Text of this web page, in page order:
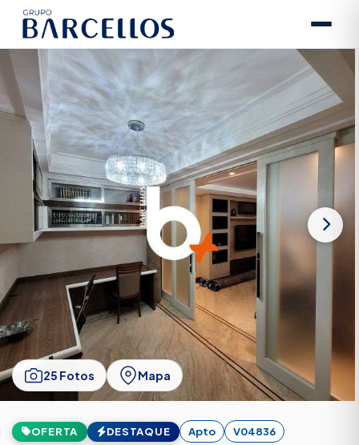
25 Fotos Mapa
OFERTA DESTAQUE Apto V04836